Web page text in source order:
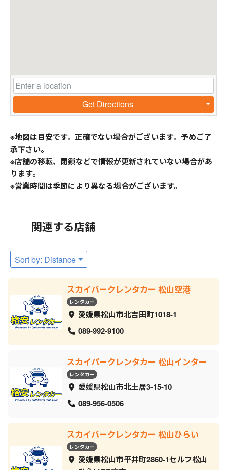
Get Directions
※地図は目安です。正確でない場合がございます。予めご了
承下さい。
※店舗の移転、閉鎖などで情報が更新されていない場合があ
ります。
※営業時間は季節により異なる場合がございます。
関連する店舗
Sort by: Distance
スカイパークレンタカー 松山空港
レンタカー
愛媛県松山市北吉田町1018-1
089-992-9100
スカイパークレンタカー 松山インター
レンタカー
愛媛県松山市北土居3-15-10
089-956-0506
スカイパークレンタカー 松山ひらい
レンタカー
愛媛県松山市平井町2860-1セルフ松山